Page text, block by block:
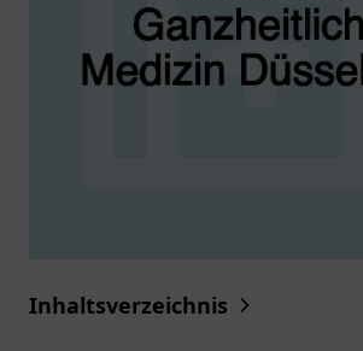
Inhaltsverzeichnis